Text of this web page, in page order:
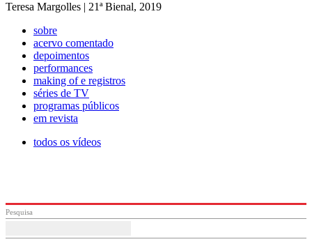
Teresa Margolles | 21ª Bienal, 2019
sobre
acervo comentado
depoimentos
performances
making of e registros
séries de TV
programas públicos
em revista
todos os vídeos
Pesquisa